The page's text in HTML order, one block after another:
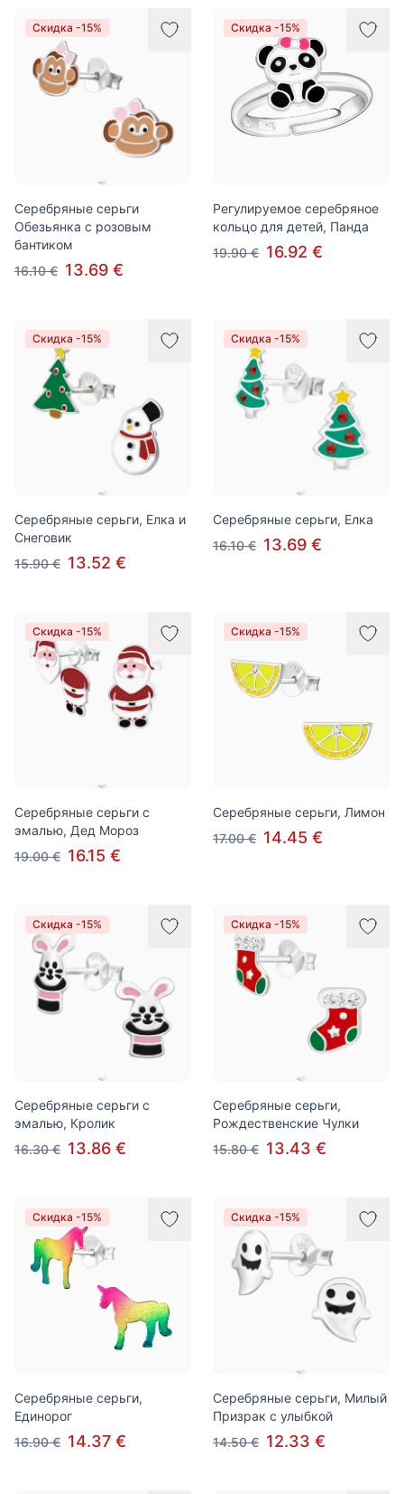
Скидка -15%
Серебряные серьги
Обезьянка с розовым
бантиком
16.10 € 13.69 €
Скидка -15%
Регулируемое серебряное
кольцо для детей, Панда
19.90 € 16.92 €
Скидка -15%
Серебряные серьги, Елка и
Снеговик
15.90 € 13.52 €
Скидка -15%
Серебряные серьги, Елка
16.10 € 13.69 €
Скидка -15%
Серебряные серьги с
эмалью, Дед Мороз
19.00 € 16.15 €
Скидка -15%
Cеребряные серьги, Лимон
17.00 € 14.45 €
Скидка -15%
Серебряные серьги с
эмалью, Кролик
16.30 € 13.86 €
Скидка -15%
Серебряные серьги,
Рождественские Чулки
15.80 € 13.43 €
Скидка -15%
Серебряные серьги,
Единорог
16.90 € 14.37 €
Скидка -15%
Серебряные серьги, Милый
Призрак c улыбкой
14.50 € 12.33 €